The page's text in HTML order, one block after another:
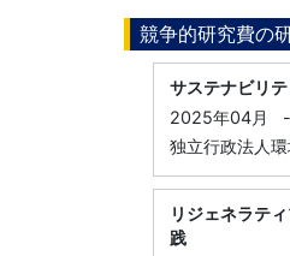
競争的研究費の
サステナビリ
2025年04月
-
独立行政法人
リジェネラテ
践